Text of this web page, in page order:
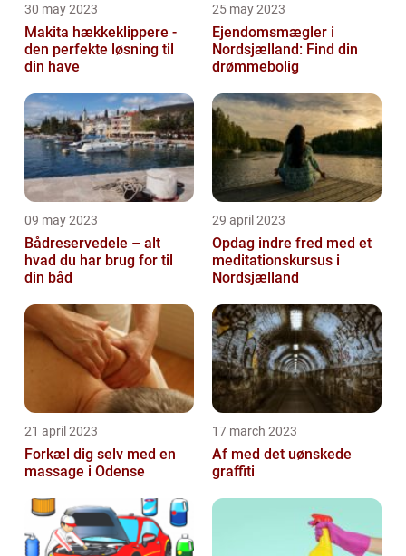
30 may 2023
Makita hækkeklippere -
den perfekte løsning til
din have
25 may 2023
Ejendomsmægler i
Nordsjælland: Find din
drømmebolig
09 may 2023
Bådreservedele – alt
hvad du har brug for til
din båd
29 april 2023
Opdag indre fred med et
meditationskursus i
Nordsjælland
21 april 2023
Forkæl dig selv med en
massage i Odense
17 march 2023
Af med det uønskede
graffiti